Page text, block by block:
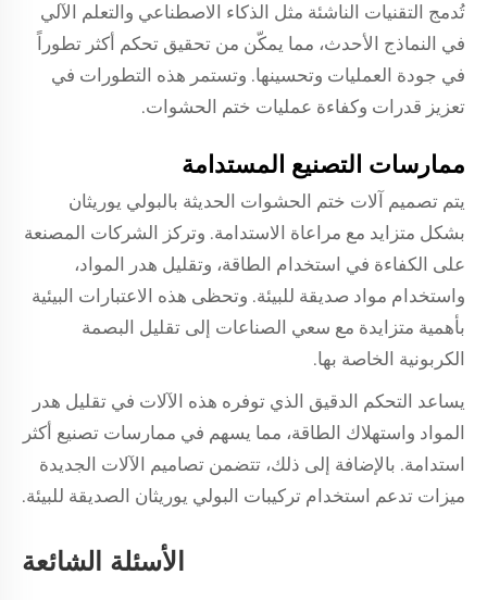
تُدمج التقنيات الناشئة مثل الذكاء الاصطناعي والتعلم الآلي
في النماذج الأحدث، مما يمكّن من تحقيق تحكم أكثر تطوراً
في جودة العمليات وتحسينها. وتستمر هذه التطورات في
تعزيز قدرات وكفاءة عمليات ختم الحشوات.
ممارسات التصنيع المستدامة
يتم تصميم آلات ختم الحشوات الحديثة بالبولي يوريثان
بشكل متزايد مع مراعاة الاستدامة. وتركز الشركات المصنعة
على الكفاءة في استخدام الطاقة، وتقليل هدر المواد،
واستخدام مواد صديقة للبيئة. وتحظى هذه الاعتبارات البيئية
بأهمية متزايدة مع سعي الصناعات إلى تقليل البصمة
الكربونية الخاصة بها.
يساعد التحكم الدقيق الذي توفره هذه الآلات في تقليل هدر
المواد واستهلاك الطاقة، مما يسهم في ممارسات تصنيع أكثر
استدامة. بالإضافة إلى ذلك، تتضمن تصاميم الآلات الجديدة
ميزات تدعم استخدام تركيبات البولي يوريثان الصديقة للبيئة.
الأسئلة الشائعة